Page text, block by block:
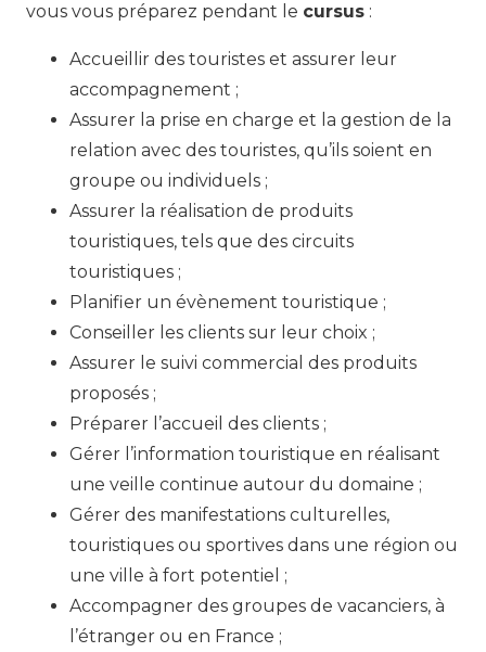
vous vous préparez pendant le cursus :
Accueillir des touristes et assurer leur
accompagnement ;
Assurer la prise en charge et la gestion de la
relation avec des touristes, qu’ils soient en
groupe ou individuels ;
Assurer la réalisation de produits
touristiques, tels que des circuits
touristiques ;
Planifier un évènement touristique ;
Conseiller les clients sur leur choix ;
Assurer le suivi commercial des produits
proposés ;
Préparer l’accueil des clients ;
Gérer l’information touristique en réalisant
une veille continue autour du domaine ;
Gérer des manifestations culturelles,
touristiques ou sportives dans une région ou
une ville à fort potentiel ;
Accompagner des groupes de vacanciers, à
l’étranger ou en France ;